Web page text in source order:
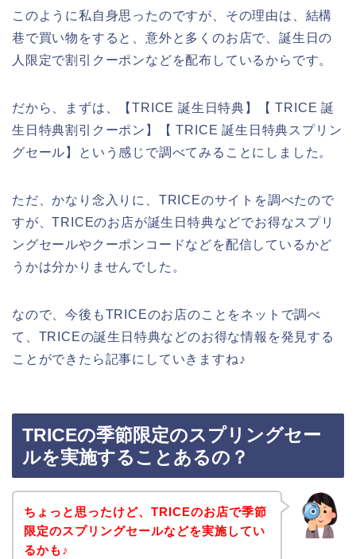
このように私自身思ったのですが、その理由は、結構
巷で買い物をすると、意外と多くのお店で、誕生日の
人限定で割引クーポンなどを配布しているからです。
だから、まずは、【TRICE 誕生日特典】【 TRICE 誕
生日特典割引クーポン】【 TRICE 誕生日特典スプリン
グセール】という感じで調べてみることにしました。
ただ、かなり念入りに、TRICEのサイトを調べたので
すが、TRICEのお店が誕生日特典などでお得なスプリ
ングセールやクーポンコードなどを配信しているかど
うかは分かりませんでした。
なので、今後もTRICEのお店のことをネットで調べ
て、TRICEの誕生日特典などのお得な情報を発見する
ことができたら記事にしていきますね♪
TRICEの季節限定のスプリングセー
ルを実施することあるの？
ちょっと思ったけど、TRICEのお店で季節
限定のスプリングセールなどを実施してい
るかも♪